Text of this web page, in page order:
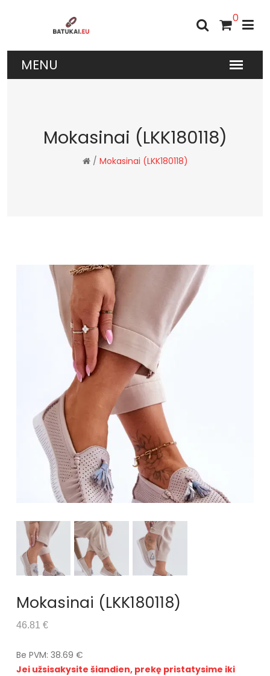
0
Mokasinai (LKK180118)
/ Mokasinai (LKK180118)
Mokasinai (LKK180118)
46.81 €
Be PVM: 38.69 €
Jei užsisakysite šiandien, prekę pristatysime iki